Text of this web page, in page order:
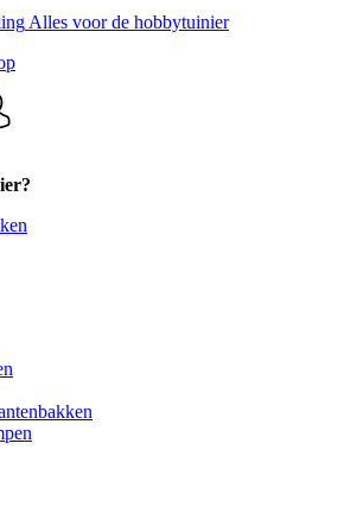
Alles voor de hobbytuinier